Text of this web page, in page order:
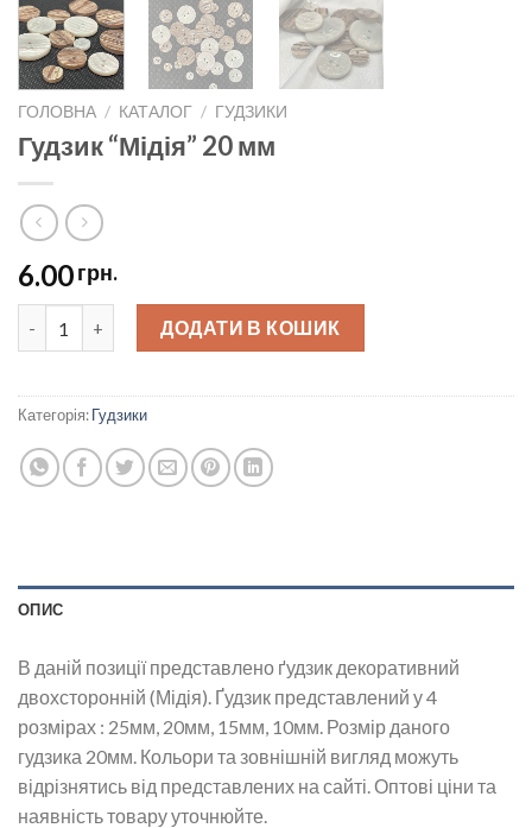
ГОЛОВНА / КАТАЛОГ / ГУДЗИКИ
Гудзик “Мідія” 20 мм
6.00грн.
Гудзик "Мідія" 20 мм quantity
ДОДАТИ В КОШИК
Категорія:Гудзики
ОПИС
В даній позиції представлено ґудзик декоративний
двохсторонній (Мідія). Ґудзик представлений у 4
розмірах : 25мм, 20мм, 15мм, 10мм. Розмір даного
гудзика 20мм. Кольори та зовнішній вигляд можуть
відрізнятись від представлених на сайті. Оптові ціни та
наявність товару уточнюйте.